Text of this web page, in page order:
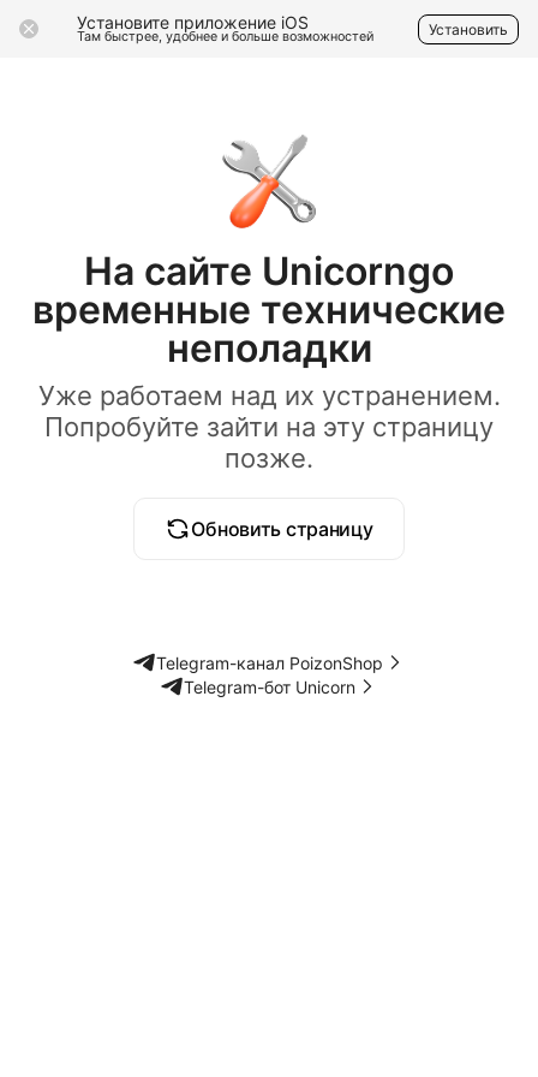
Установите приложение iOS
Там быстрее, удобнее и больше возможностей Установить
На сайте Unicorngo
временные технические
неполадки
Уже работаем над их устранением.
Попробуйте зайти на эту страницу
позже.
Обновить страницу
Telegram-канал PoizonShop
Telegram-бот Unicorn